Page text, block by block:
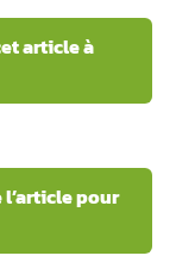
article à
pour